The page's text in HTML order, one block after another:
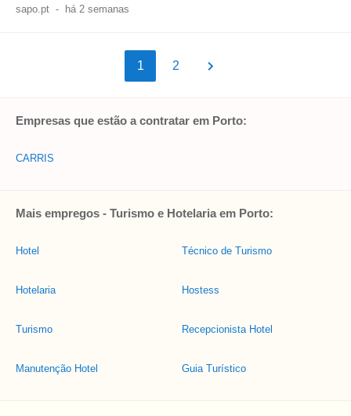
sapo.pt - há 2 semanas
1 2
Empresas que estão a contratar em Porto:
CARRIS
Mais empregos - Turismo e Hotelaria em Porto:
Hotel
Hotelaria
Turismo
Manutenção Hotel
Técnico de Turismo
Hostess
Recepcionista Hotel
Guia Turístico